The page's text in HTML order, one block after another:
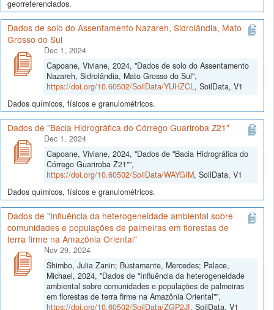
georreferenciados.
Dados de solo do Assentamento Nazareh, Sidrolândia, Mato
Grosso do Sul
Dec 1, 2024
Capoane, Viviane, 2024, "Dados de solo do Assentamento
Nazareh, Sidrolândia, Mato Grosso do Sul",
https://doi.org/10.60502/SoilData/YUHZCL, SoilData, V1
Dados químicos, físicos e granulométricos.
Dados de "Bacia Hidrográfica do Córrego Guariroba Z21"
Dec 1, 2024
Capoane, Viviane, 2024, "Dados de "Bacia Hidrográfica do
Córrego Guariroba Z21"",
https://doi.org/10.60502/SoilData/WAYGIM, SoilData, V1
Dados químicos, físicos e granulométricos.
Dados de "Influência da heterogeneidade ambiental sobre
comunidades e populações de palmeiras em florestas de
terra firme na Amazônia Oriental"
Nov 29, 2024
Shimbo, Julia Zanin; Bustamante, Mercedes; Palace,
Michael, 2024, "Dados de "Influência da heterogeneidade
ambiental sobre comunidades e populações de palmeiras
em florestas de terra firme na Amazônia Oriental"",
https://doi.org/10.60502/SoilData/ZGP2JI, SoilData, V1